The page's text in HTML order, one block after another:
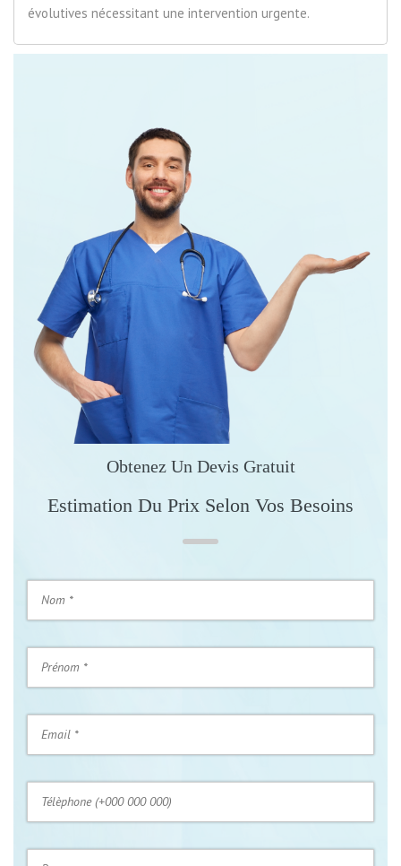
évolutives nécessitant une intervention urgente.
Obtenez Un Devis Gratuit
Estimation Du Prix Selon Vos Besoins